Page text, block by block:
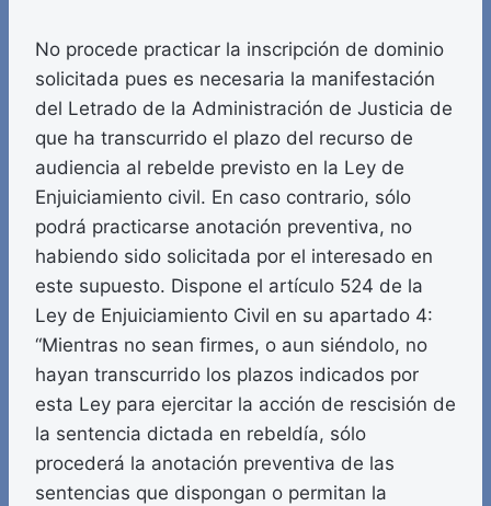
No procede practicar la inscripción de dominio
solicitada pues es necesaria la manifestación
del Letrado de la Administración de Justicia de
que ha transcurrido el plazo del recurso de
audiencia al rebelde previsto en la Ley de
Enjuiciamiento civil. En caso contrario, sólo
podrá practicarse anotación preventiva, no
habiendo sido solicitada por el interesado en
este supuesto. Dispone el artículo 524 de la
Ley de Enjuiciamiento Civil en su apartado 4:
“Mientras no sean firmes, o aun siéndolo, no
hayan transcurrido los plazos indicados por
esta Ley para ejercitar la acción de rescisión de
la sentencia dictada en rebeldía, sólo
procederá la anotación preventiva de las
sentencias que dispongan o permitan la